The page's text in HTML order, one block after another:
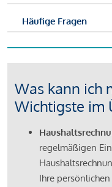
Häufige Fragen
Was kann ich
Wichtigste im
regelmäßigen
Ihre